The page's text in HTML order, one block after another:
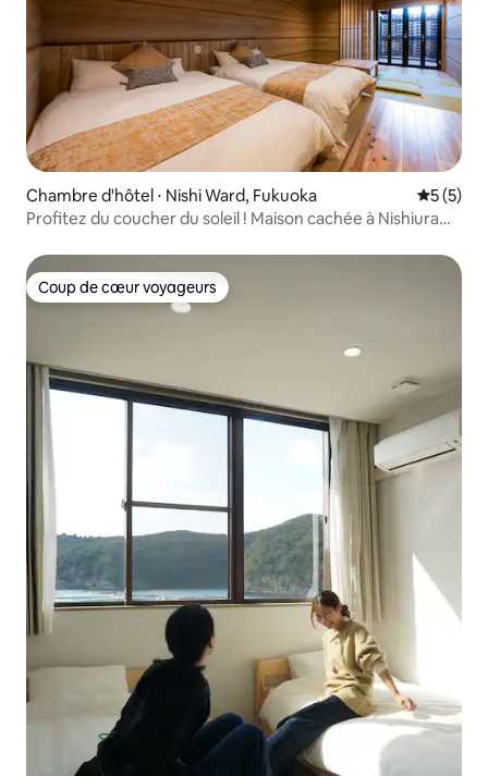
Chambre d'hôtel ⋅ Nishi Ward, Fukuoka
5 (5)
Profitez du coucher du soleil ! Maison cachée à Nishiura
Coup de cœur voyageurs
Coup de cœur voyageurs